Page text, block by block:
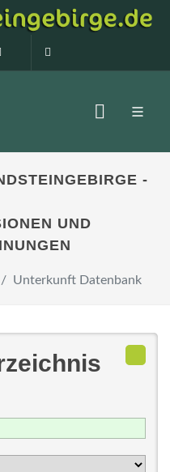
0160 99873408
-
UND
Unterkunft Datenbank